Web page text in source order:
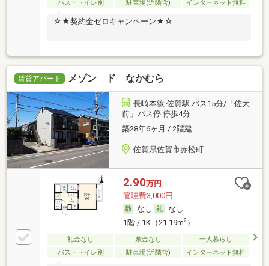
バス・トイレ別 駐車場(近隣含) インターネット無料
☆★契約金ゼロキャンペーン★☆
賃貸アパート メゾン ド なかむら
長崎本線 佐賀駅 バス15分/「佐大
前」バス停 停歩4分
築28年6ヶ月 / 2階建
佐賀県佐賀市赤松町
2.90万円
管理費3,000円
なし
なし
1階 / 1K（21.19m2）
礼金なし 敷金なし
一人暮らし
バス・トイレ別
駐車場(近隣含) インターネット無料